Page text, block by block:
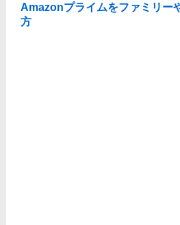
Amazonプライムをファミリー
方